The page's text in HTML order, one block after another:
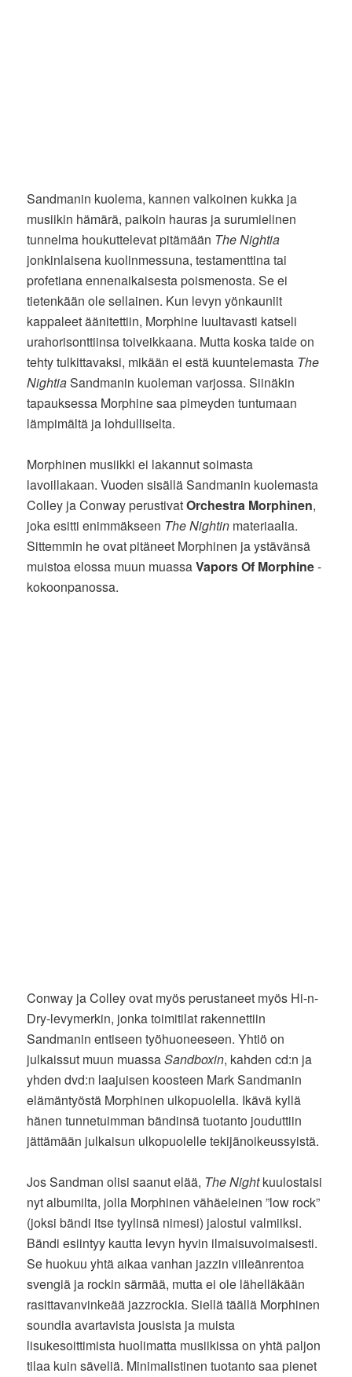
Sandmanin kuolema, kannen valkoinen kukka ja
musiikin hämärä, paikoin hauras ja surumielinen
tunnelma houkuttelevat pitämään The Nightia
jonkinlaisena kuolinmessuna, testamenttina tai
profetiana ennenaikaisesta poismenosta. Se ei
tietenkään ole sellainen. Kun levyn yönkauniit
kappaleet äänitettiin, Morphine luultavasti katseli
urahorisonttiinsa toiveikkaana. Mutta koska taide on
tehty tulkittavaksi, mikään ei estä kuuntelemasta The
NightiaSandmanin kuoleman varjossa. Siinäkin
tapauksessa Morphine saa pimeyden tuntumaan
lämpimältä ja lohdulliselta.
Morphinen musiikki ei lakannut soimasta
lavoillakaan. Vuoden sisällä Sandmanin kuolemasta
Colley ja Conway perustivatOrchestra Morphinen,
joka esitti enimmäkseen The Nightin materiaalia.
Sittemmin he ovat pitäneet Morphinen ja ystävänsä
muistoa elossa muun muassaVapors Of Morphine-
kokoonpanossa.
Conway ja Colley ovat myös perustaneet myös Hi-n-
Dry-levymerkin, jonka toimitilat rakennettiin
Sandmanin entiseen työhuoneeseen. Yhtiö on
julkaissut muun muassaSandboxin, kahden cd:n ja
yhden dvd:n laajuisen koosteen Mark Sandmanin
elämäntyöstä Morphinen ulkopuolella. Ikävä kyllä
hänen tunnetuimman bändinsä tuotanto jouduttiin
jättämään julkaisun ulkopuolelle tekijänoikeussyistä.
Jos Sandman olisi saanut elää, The Nightkuulostaisi
nyt albumilta, jolla Morphinen vähäeleinen ”low rock”
(joksi bändi itse tyylinsä nimesi) jalostui valmiiksi.
Bändi esiintyy kautta levyn hyvin ilmaisuvoimaisesti.
Se huokuu yhtä aikaa vanhan jazzin viileänrentoa
svengiä ja rockin särmää, mutta ei ole lähelläkään
rasittavanvinkeää jazzrockia. Siellä täällä Morphinen
soundia avartavista jousista ja muista
lisukesoittimista huolimatta musiikissa on yhtä paljon
tilaa kuin säveliä. Minimalistinen tuotanto saa pienet